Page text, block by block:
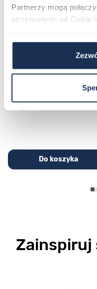
Partnerzy mogą
otrzymanymi od Ciebie
CASIO Sport AE-1200WHD-
Do koszyka
Zainspiruj